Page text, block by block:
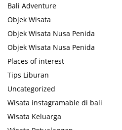
Bali Adventure
Objek Wisata
Objek Wisata Nusa Penida
Objek Wisata Nusa Penida
Places of interest
Tips Liburan
Uncategorized
Wisata instagramable di bali
Wisata Keluarga